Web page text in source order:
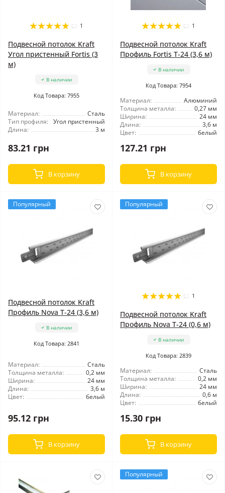
1
Подвесной потолок Kraft
Угол пристенный Fortis (3
м)
В наличии
Код Товара: 7955
Материал:
Сталь
Тип профиля:
Угол пристенный
Длина:
3 м
83.21 грн
В корзину
1
Подвесной потолок Kraft
Профиль Fortis Т-24 (3,6 м)
В наличии
Код Товара: 7954
Материал:
Алюминий
Толщина металла:
0,27 мм
Ширина:
24 мм
Длина:
3,6 м
Цвет:
белый
127.21 грн
В корзину
Популярный
Подвесной потолок Kraft
Профиль Nova Т-24 (3,6 м)
В наличии
Код Товара: 2841
Материал:
Сталь
Толщина металла:
0,2 мм
Ширина:
24 мм
Длина:
3,6 м
Цвет:
белый
95.12 грн
В корзину
Популярный
1
Подвесной потолок Kraft
Профиль Nova Т-24 (0,6 м)
В наличии
Код Товара: 2839
Материал:
Сталь
Толщина металла:
0,2 мм
Ширина:
24 мм
Длина:
0,6 м
Цвет:
белый
15.30 грн
В корзину
Популярный